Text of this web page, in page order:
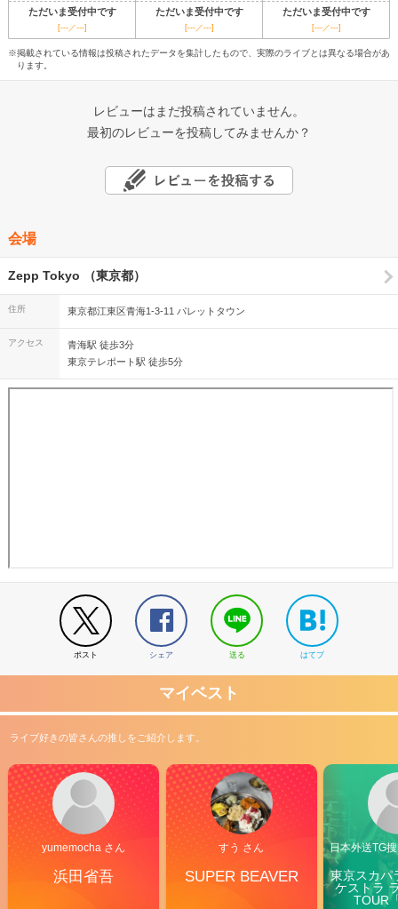
ただいま受付中です ただいま受付中です ただいま受付中です
[---／---] [---／---] [---／---]
※掲載されている情報は投稿されたデータを集計したもので、実際のライブとは異なる場合があ
ります。
レビューはまだ投稿されていません。
最初のレビューを投稿してみませんか？
会場
Zepp Tokyo （東京都）
住所 東京都江東区青海1-3-11 パレットタウン
アクセス
青海駅 徒歩3分
東京テレポート駅 徒歩5分
ポスト シェア 送る はてブ
マイベスト
ライブ好きの皆さんの推しをご紹介します。
yumemocha さん
浜田省吾
すう さん
SUPER BEAVER
日本外送TG
東京スカパ
ケストラ
TOUR